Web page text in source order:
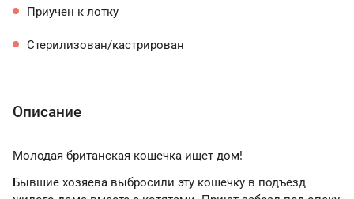
Приучен к лотку
Стерилизован/кастрирован
Описание
Молодая британская кошечка ищет дом!
Бывшие хозяева выбросили эту кошечку в подъезд